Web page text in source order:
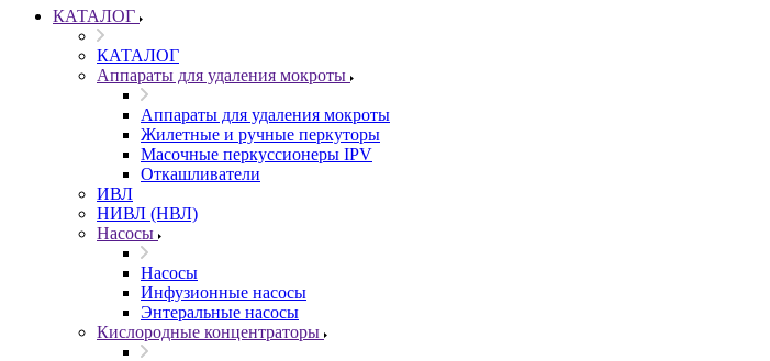
КАТАЛОГ
КАТАЛОГ
Аппараты для удаления мокроты
Аппараты для удаления мокроты
Жилетные и ручные перкуторы
Масочные перкуссионеры IPV
Откашливатели
ИВЛ
НИВЛ (НВЛ)
Насосы
Насосы
Инфузионные насосы
Энтеральные насосы
Кислородные концентраторы